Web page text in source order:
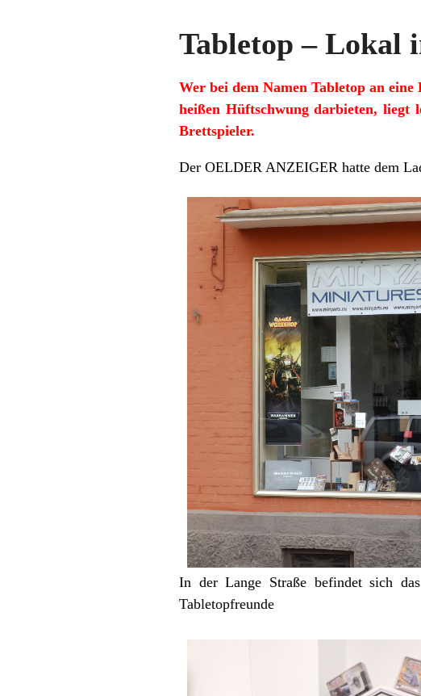
Tabletop – Lokal
Wer bei dem Namen Tabletop an
heißen Hüftschwung darbieten,
Brettspieler.
Der OELDER ANZEIGER hatte dem
In der Lange Straße befindet sich
Tabletopfreunde